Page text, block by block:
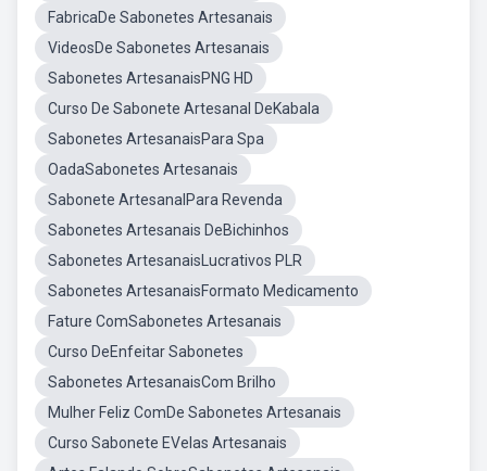
FabricaDe Sabonetes Artesanais
VideosDe Sabonetes Artesanais
Sabonetes ArtesanaisPNG HD
Curso De Sabonete Artesanal DeKabala
Sabonetes ArtesanaisPara Spa
OadaSabonetes Artesanais
Sabonete ArtesanalPara Revenda
Sabonetes Artesanais DeBichinhos
Sabonetes ArtesanaisLucrativos PLR
Sabonetes ArtesanaisFormato Medicamento
Fature ComSabonetes Artesanais
Curso DeEnfeitar Sabonetes
Sabonetes ArtesanaisCom Brilho
Mulher Feliz ComDe Sabonetes Artesanais
Curso Sabonete EVelas Artesanais